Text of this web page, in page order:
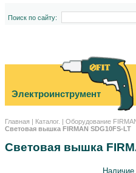
Поиск по сайту:
Электроинструмент
Главная | Каталог. | Оборудование
Световая вышка FIRMAN SDG10FS-LT
Световая вышка